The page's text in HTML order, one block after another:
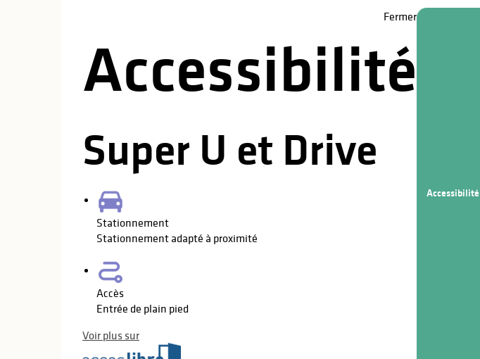
Fermer
Accessibilité
Super U et Drive
Stationnement
Stationnement adapté à proximité
Accès
Entrée de plain pied
Voir plus sur
Accessibilité